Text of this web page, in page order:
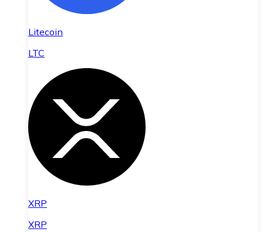
Litecoin
LTC
XRP
XRP